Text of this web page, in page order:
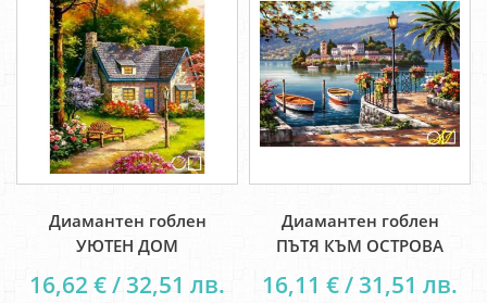
Диамантен гоблен
УЮТЕН ДОМ
16,62 € / 32,51 лв.
Диамантен гоблен
ПЪТЯ КЪМ ОСТРОВА
16,11 € / 31,51 лв.